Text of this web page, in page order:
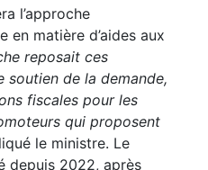
l’approche
en matière d’aides aux
reposait ces
soutien de la demande,
fiscales pour les
qui proposent
le ministre. Le
depuis 2022, après